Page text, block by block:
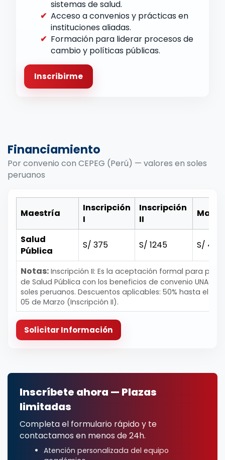
sistemas de salud.
✔ Acceso a convenios y prácticas en
instituciones aliadas.
✔ Formación para liderar procesos de
cambio y políticas públicas.
Inscribirme
Financiamiento
Por convenio con CEPEG (Perú) — valores en soles
peruanos
Maestría
Inscripción
I
Inscripción
II
Salud
Pública
S/ 375 S/ 1245 S/ 418
Notas: Inscripción II: Es la aceptación formal para
de Salud Pública con los beneficios de convenio UNAJ -
soles peruanos. Descuentos aplicables: 50% hasta el 05
05 de Marzo (Inscripción II).
Solicitar Información
Inscríbete ahora — Plazas
limitadas
Completa el formulario rápido y te
contactamos en menos de 24h.
Atención personalizada del equipo